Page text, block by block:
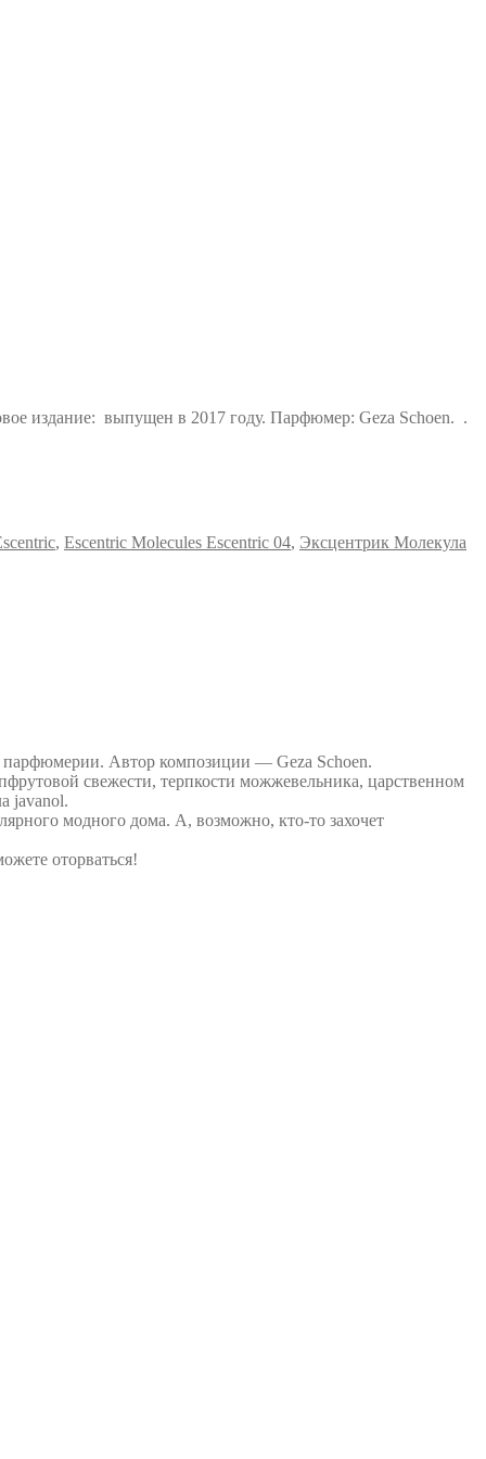
издание: выпущен в 2017 году. Парфюмер: Geza Schoen. .
, Escentric Molecules Escentric 04, Эксцентрик Молекула
парфюмерии. Автор композиции — Geza Schoen.
свежести, терпкости можжевельника, царственном
javanol.
модного дома. А, возможно, кто-то захочет
оторваться!